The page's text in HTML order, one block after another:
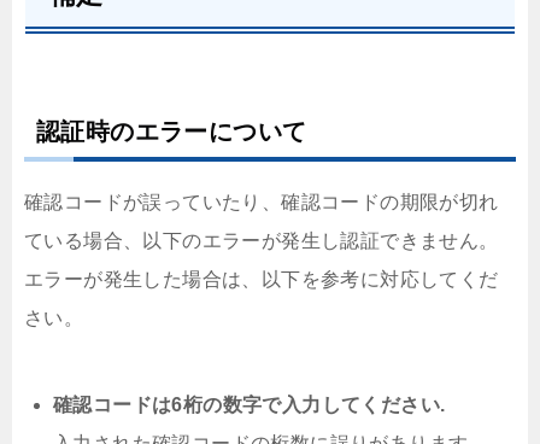
認証時のエラーについて
確認コードが誤っていたり、確認コードの期限が切れ
ている場合、以下のエラーが発生し認証できません。
エラーが発生した場合は、以下を参考に対応してくだ
さい。
確認コードは6桁の数字で入力してください.